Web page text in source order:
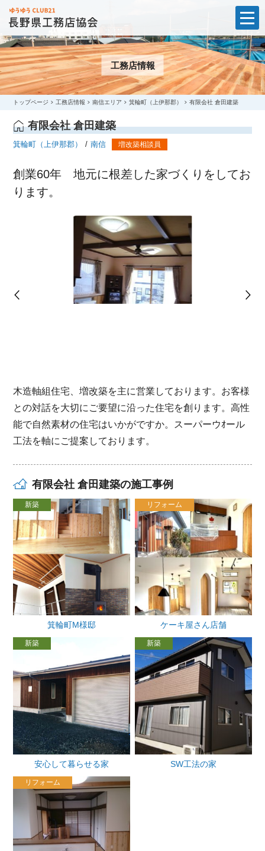
t
o
g
g
l
e
n
a
v
t
i
工務店情報
トップページ 工務店情報 南信エリア 箕輪町（上伊那郡） 有限会社 倉田建築
有限会社 倉田建築
箕輪町（上伊那郡） 南信 増改築相談員
創業60年 地元に根差した家づくりをしてお
ります。
木造軸組住宅、増改築を主に営業しております。お客様
との対話を大切にご要望に沿った住宅を創ります。高性
能で自然素材の住宅はいかがですか。スーパーウｵール
工法を軸にご提案しております。
有限会社 倉田建築の施工事例
箕輪町M様邸
新築
ケーキ屋さん店舗
リフォーム
安心して暮らせる家
新築
SW工法の家
新築
リフォーム